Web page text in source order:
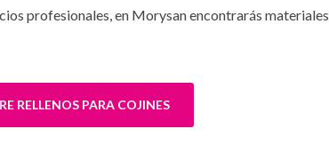
profesionales, en Morysan encontrarás
RELLENOS PARA COJINES